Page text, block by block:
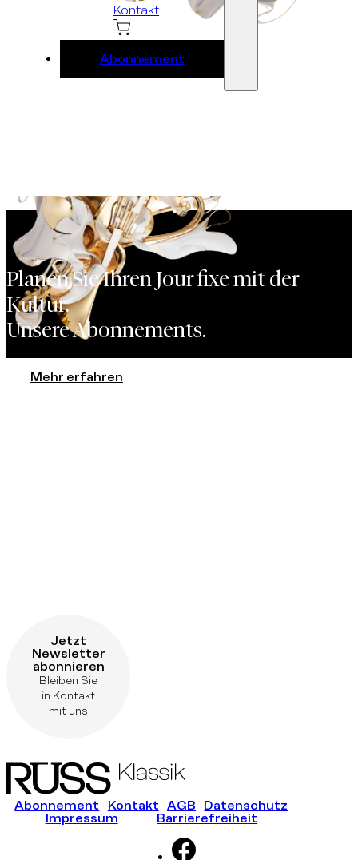
Kontakt
Abonnement
Planen Sie Ihren Jour fixe mit der
Kultur.
Unsere Abonnements.
Mehr erfahren
Jetzt
Newsletter
abonnieren
Bleiben Sie
in Kontakt
mit uns
Abonnement Kontakt AGB
Datenschutz
Impressum
Barrierefreiheit